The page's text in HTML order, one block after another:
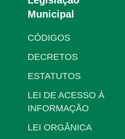
Municipal
CÓDIGOS
DECRETOS
ESTATUTOS
LEI DE ACESSO À
INFORMAÇÃO
LEI ORGÂNICA